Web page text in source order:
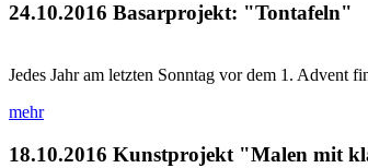
24.10.2016 Basarprojekt: "Tontafeln"
Jedes Jahr am letzten Sonntag vor dem 1. Advent
mehr
18.10.2016 Kunstprojekt "Malen mit